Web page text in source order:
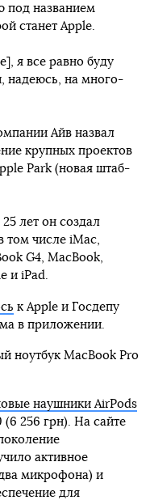
под названием
станет Apple.
я все равно буду
надеюсь, на много-
Айв назвал
крупных проектов
Park (новая штаб-
лет он создал
том числе iMac,
G4, MacBook,
и iPad.
к Apple и Госдепу
в приложении.
ноутбук MacBook Pro
наушники AirPods
256 грн). На сайте
активное
микрофона) и
для